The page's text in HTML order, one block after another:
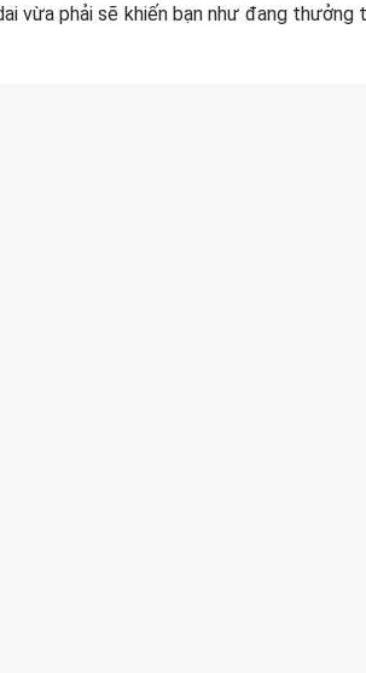
vừa phải sẽ khiến bạn như đang thưởng